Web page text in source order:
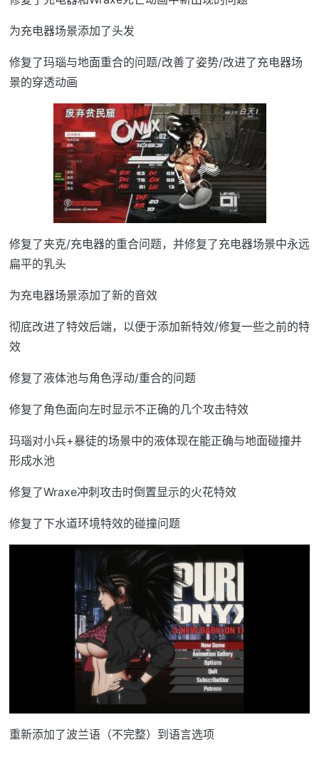
为充电器场景添加了头发
修复了玛瑙与地面重合的问题/改善了姿势/改进了充电器场
景的穿透动画
修复了夹克/充电器的重合问题，并修复了充电器场景中永远
扁平的乳头
为充电器场景添加了新的音效
彻底改进了特效后端，以便于添加新特效/修复一些之前的特
效
修复了液体池与角色浮动/重合的问题
修复了角色面向左时显示不正确的几个攻击特效
玛瑙对小兵+暴徒的场景中的液体现在能正确与地面碰撞并
形成水池
修复了Wraxe冲刺攻击时倒置显示的火花特效
修复了下水道环境特效的碰撞问题
重新添加了波兰语（不完整）到语言选项